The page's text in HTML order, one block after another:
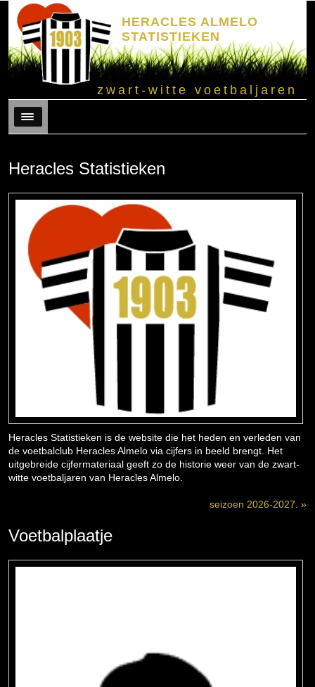
HERACLES ALMELO
STATISTIEKEN
zwart-witte voetbaljaren
Menu
Heracles Statistieken
Heracles Statistieken is de website die het heden en verleden van
de voetbalclub Heracles Almelo via cijfers in beeld brengt. Het
uitgebreide cijfermateriaal geeft zo de historie weer van de zwart-
witte voetbaljaren van Heracles Almelo.
seizoen 2026-2027. »
Voetbalplaatje